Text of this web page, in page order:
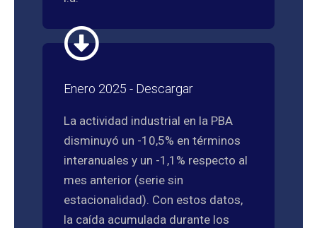
Enero 2025 - Descargar
La actividad industrial en la PBA
disminuyó un -10,5% en términos
interanuales y un -1,1% respecto al
mes anterior (serie sin
estacionalidad). Con estos datos,
la caída acumulada durante los